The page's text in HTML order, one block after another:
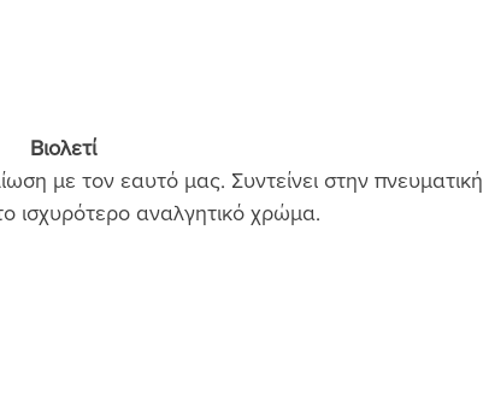
Βιολετί
με τον εαυτό μας. Συντείνει στην πνευματική
ισχυρότερο αναλγητικό χρώμα.